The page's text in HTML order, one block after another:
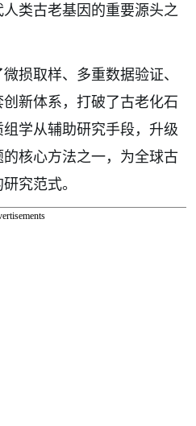
类古老基因的重要源头之
损取样、多重数据验证、
新体系，打破了古老化石
学从辅助研究手段，升级
核心方法之一，为全球古
究范式。